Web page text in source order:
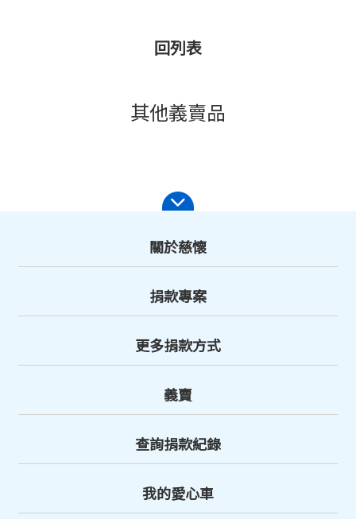
回列表
其他義賣品
關於慈懷
捐款專案
更多捐款方式
義賣
查詢捐款紀錄
我的愛心車